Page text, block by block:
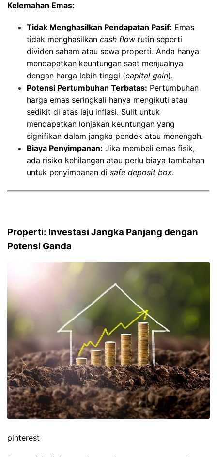
Kelemahan Emas:
Tidak Menghasilkan Pendapatan Pasif: Emas
tidak menghasilkan cash flow rutin seperti
dividen saham atau sewa properti. Anda hanya
mendapatkan keuntungan saat menjualnya
dengan harga lebih tinggi (capital gain).
Potensi Pertumbuhan Terbatas: Pertumbuhan
harga emas seringkali hanya mengikuti atau
sedikit di atas laju inflasi. Sulit untuk
mendapatkan lonjakan keuntungan yang
signifikan dalam jangka pendek atau menengah.
Biaya Penyimpanan: Jika membeli emas fisik,
ada risiko kehilangan atau perlu biaya tambahan
untuk penyimpanan di safe deposit box.
Properti: Investasi Jangka Panjang dengan
Potensi Ganda
pinterest